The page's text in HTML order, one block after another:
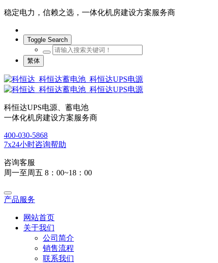
稳定电力，信赖之选，一体化机房建设方案服务商
Toggle Search
繁体
科恒达UPS电源、蓄电池
一体化机房建设方案服务商
400-030-5868
7x24小时咨询帮助
咨询客服
周一至周五 8：00~18：00
产品服务
网站首页
关于我们
公司简介
销售流程
联系我们